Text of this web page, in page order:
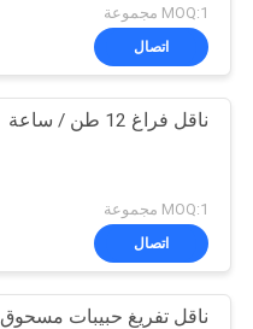
MOQ:1 مجموعة
اتصال
ناقل فراغ 12 طن / ساعة
MOQ:1 مجموعة
اتصال
ناقل تفريغ حبيبات مسحوق